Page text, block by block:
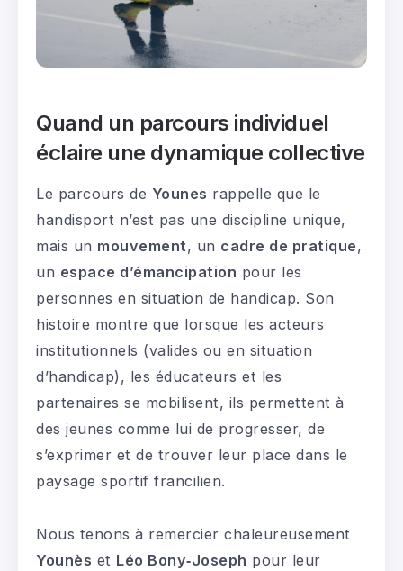
Quand un parcours individuel
éclaire une dynamique collective
Le parcours de Younes rappelle que le
handisport n’est pas une discipline unique,
mais un mouvement, un cadre de pratique,
un espace d’émancipation pour les
personnes en situation de handicap. Son
histoire montre que lorsque les acteurs
institutionnels (valides ou en situation
d’handicap), les éducateurs et les
partenaires se mobilisent, ils permettent à
des jeunes comme lui de progresser, de
s’exprimer et de trouver leur place dans le
paysage sportif francilien.
Nous tenons à remercier chaleureusement
Younès et Léo Bony‑Joseph pour leur